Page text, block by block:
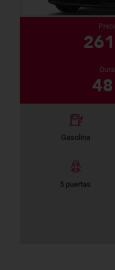
Gasolina
5 puertas